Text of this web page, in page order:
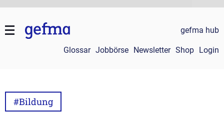
gefma hub
Glossar Jobbörse Newsletter Shop Login
#Bildung